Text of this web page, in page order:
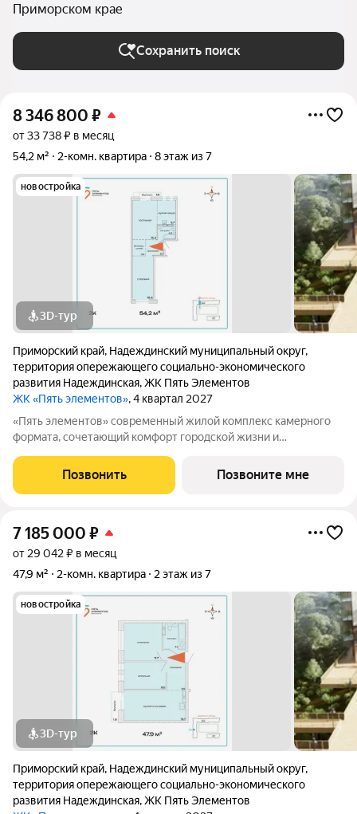
Приморском крае
Сохранить поиск
8 346 800 ₽
от 33 738 ₽ в месяц
54,2 м²
2-комн. квартира 8 этаж из 7
новостройка
3D-тур
Приморский край, Надеждинский муниципальный округ,
территория опережающего социально-экономического
развития Надеждинская,ЖК Пять Элементов
ЖК «Пять элементов», 4 квартал 2027
«Пять элементов» современный жилой комплекс камерного
формата, сочетающий комфорт городской жизни и
вышел в финал Всероссийской архитектурно-девелоперской
премии Real Estate Property Awards 2025
Позвонить Позвоните мне
7 185 000 ₽
от 29 042 ₽ в месяц
47,9 м²
2-комн. квартира 2 этаж из 7
новостройка
3D-тур
Приморский край, Надеждинский муниципальный округ,
территория опережающего социально-экономического
развития Надеждинская,ЖК Пять Элементов